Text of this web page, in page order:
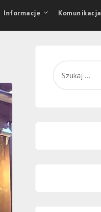
Informacje Komunikacja